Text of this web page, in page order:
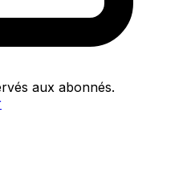
aux abonnés.